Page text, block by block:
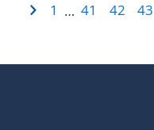
1 … 41 42 43